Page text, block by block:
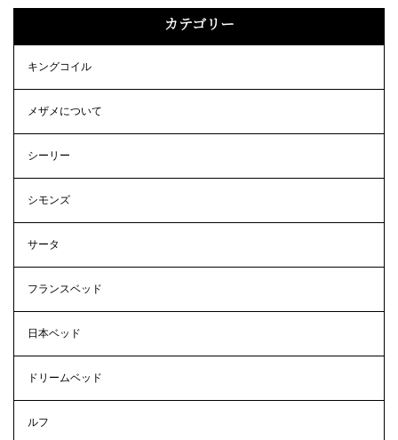
カテゴリー
キングコイル
メザメについて
シーリー
シモンズ
サータ
フランスベッド
日本ベッド
ドリームベッド
ルフ